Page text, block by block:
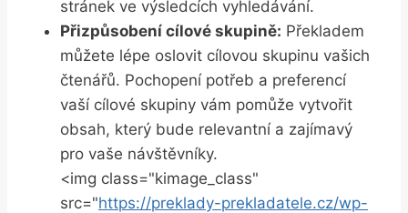
stránek ve⁤ výsledcích vyhledávání.
Přizpůsobení⁤ cílové skupině: ‍Překladem⁤
můžete lépe oslovit cílovou skupinu vašich
‍čtenářů. ‍Pochopení potřeb a ⁣preferencí
vaší cílové skupiny vám pomůže ⁤vytvořit
obsah,⁣ který bude relevantní​ a ⁢zajímavý
pro vaše ‌návštěvníky.
<img class="kimage_class"
src="https://preklady-prekladatele.cz/wp-